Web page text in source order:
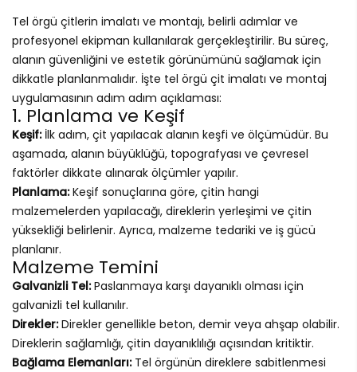
Tel örgü çitlerin imalatı ve montajı, belirli adımlar ve
profesyonel ekipman kullanılarak gerçekleştirilir. Bu süreç,
alanın güvenliğini ve estetik görünümünü sağlamak için
dikkatle planlanmalıdır. İşte tel örgü çit imalatı ve montaj
uygulamasının adım adım açıklaması:
1. Planlama ve Keşif
Keşif:İlk adım, çit yapılacak alanın keşfi ve ölçümüdür. Bu
aşamada, alanın büyüklüğü, topografyası ve çevresel
faktörler dikkate alınarak ölçümler yapılır.
Planlama:Keşif sonuçlarına göre, çitin hangi
malzemelerden yapılacağı, direklerin yerleşimi ve çitin
yüksekliği belirlenir. Ayrıca, malzeme tedariki ve iş gücü
planlanır.
Malzeme Temini
Galvanizli Tel:Paslanmaya karşı dayanıklı olması için
galvanizli tel kullanılır.
Direkler:Direkler genellikle beton, demir veya ahşap olabilir.
Direklerin sağlamlığı, çitin dayanıklılığı açısından kritiktir.
Bağlama Elemanları:Tel örgünün direklere sabitlenmesi